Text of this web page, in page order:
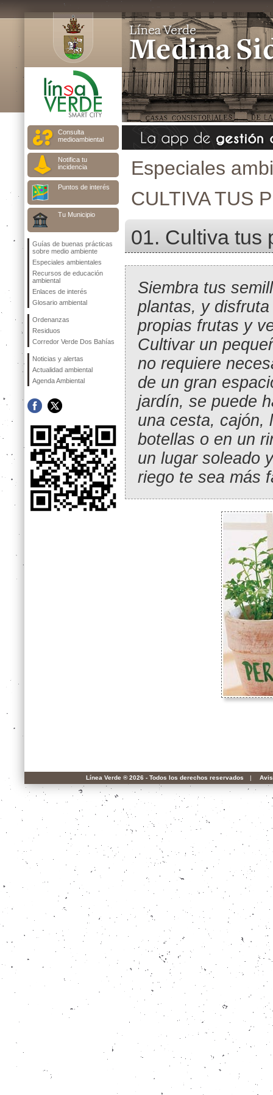
Consulta
medioambiental
Notifica tu
incidencia
Puntos de interés
Tu Municipio
Guías de buenas prácticas
sobre medio ambiente
Especiales ambientales
Recursos de educación
ambiental
Enlaces de interés
Glosario ambiental
Ordenanzas
Residuos
Corredor Verde Dos Bahías
Noticias y alertas
Actualidad ambiental
Agenda Ambiental
Especiales
CULTIVA TUS
01. Cultiva tus
Siembra tus
plantas, y
propias frutas y
Cultivar un
no requiere
de un gran
jardín, se puede
una cesta, cajón,
botellas o en un
un lugar soleado
riego te sea más
Línea Verde ® 2026 - Todos los derechos reservados |